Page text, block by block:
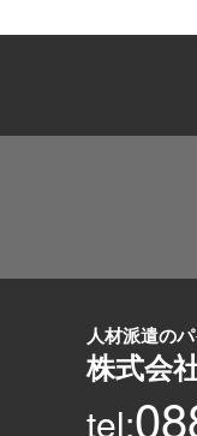
人材派遣の
株式会
tel: